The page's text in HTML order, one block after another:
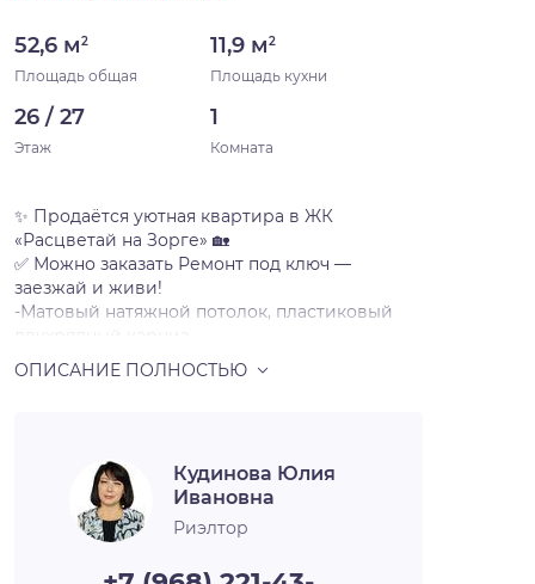
52,6 м2
Площадь общая
11,9 м2
Площадь кухни
26 / 27
Этаж
1
Комната
✨ Продаётся уютная квартира в ЖК
«Расцветай на Зорге» 🏡
✅ Можно заказать Ремонт под ключ —
заезжай и живи!
-Матовый натяжной потолок, пластиковый
над каждым окном. В комнатах — люстра, в
коридоре и ванной комнате — точечные
-На полу — линолеум. Установлены
межкомнатные двери с фурнитурой.
-В кухне-Раковина со смесителем и
-В ванной-На полу и стенах — керамическая
Кудинова Юлия
Ивановна
Риэлтор